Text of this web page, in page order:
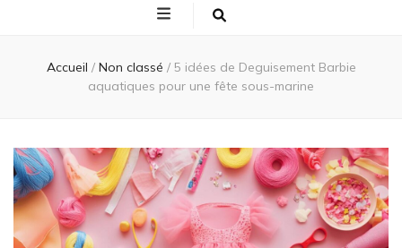
Accueil / Non classé / 5 idées de Deguisement Barbie
aquatiques pour une fête sous-marine